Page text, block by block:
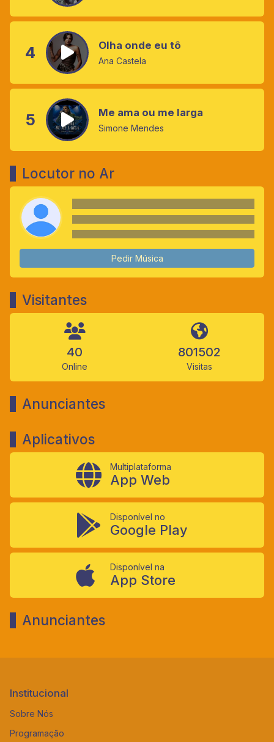
4 Olha onde eu tô
Ana Castela
5 Me ama ou me larga
Simone Mendes
Locutor no Ar
Pedir Música
Visitantes
40
Online
801502
Visitas
Anunciantes
Aplicativos
Multiplataforma
App Web
Disponível no
Google Play
Disponível na
App Store
Anunciantes
Institucional
Sobre Nós
Programação